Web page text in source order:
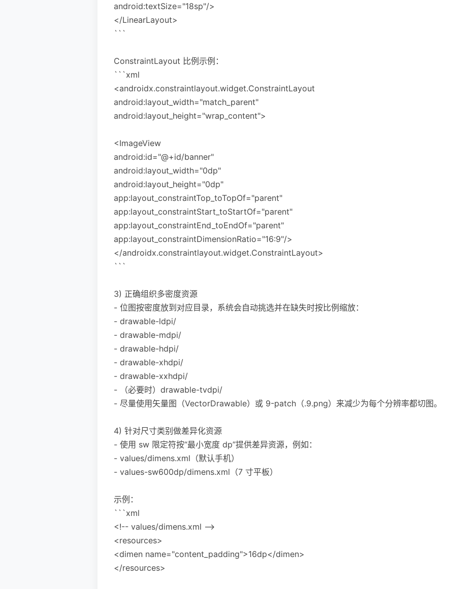
android:textSize="18sp"/>
</LinearLayout>
```
ConstraintLayout 比例示例：
```xml
<androidx.constraintlayout.widget.ConstraintLayout
android:layout_width="match_parent"
android:layout_height="wrap_content">
<ImageView
android:id="@+id/banner"
android:layout_width="0dp"
android:layout_height="0dp"
app:layout_constraintTop_toTopOf="parent"
app:layout_constraintStart_toStartOf="parent"
app:layout_constraintEnd_toEndOf="parent"
app:layout_constraintDimensionRatio="16:9"/>
</androidx.constraintlayout.widget.ConstraintLayout>
```
3) 正确组织多密度资源
- 位图按密度放到对应目录，系统会自动挑选并在缺失时按比例缩放：
- drawable-ldpi/
- drawable-mdpi/
- drawable-hdpi/
- drawable-xhdpi/
- drawable-xxhdpi/
- （必要时）drawable-tvdpi/
- 尽量使用矢量图（VectorDrawable）或 9-patch（.9.png）来减少为每个分辨率都切图。
4) 针对尺寸类别做差异化资源
- 使用 sw 限定符按“最小宽度 dp”提供差异资源，例如：
- values/dimens.xml（默认手机）
- values-sw600dp/dimens.xml（7 寸平板）
示例：
```xml
<!-- values/dimens.xml -->
<resources>
<dimen name="content_padding">16dp</dimen>
</resources>